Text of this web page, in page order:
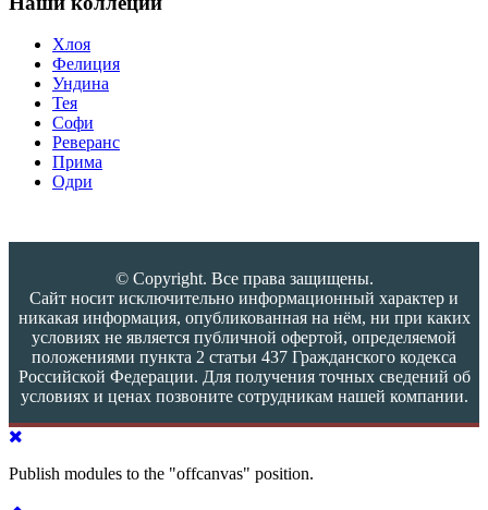
Хлоя
Фелиция
Ундина
Тея
Софи
Реверанс
Прима
Одри
© Copyright. Все права защищены.
Сайт носит исключительно информационный характер и
никакая информация, опубликованная на нём, ни при каких
условиях не является публичной офертой, определяемой
положениями пункта 2 статьи 437 Гражданского кодекса
Российской Федерации. Для получения точных сведений об
условиях и ценах позвоните сотрудникам нашей компании.
Publish modules to the "offcanvas" position.